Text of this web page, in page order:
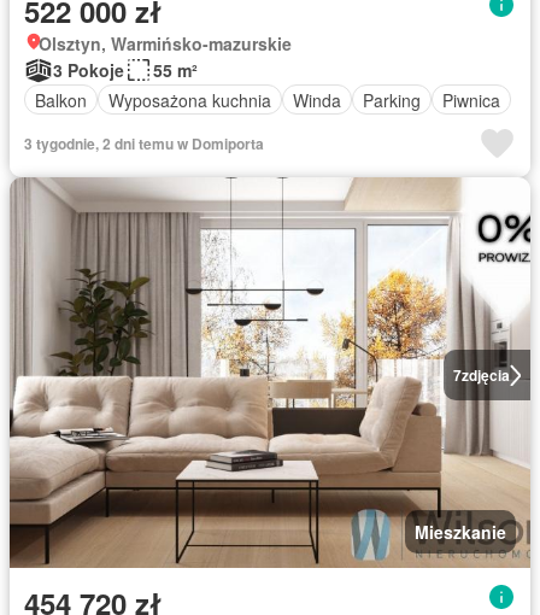
522 000 zł
Olsztyn, Warmińsko-mazurskie
3 Pokoje
55 m²
Balkon
Wyposażona kuchnia Winda Parking Piwnica
3 tygodnie, 2 dni temu w Domiporta
7zdjęcia
Mieszkanie
454 720 zł